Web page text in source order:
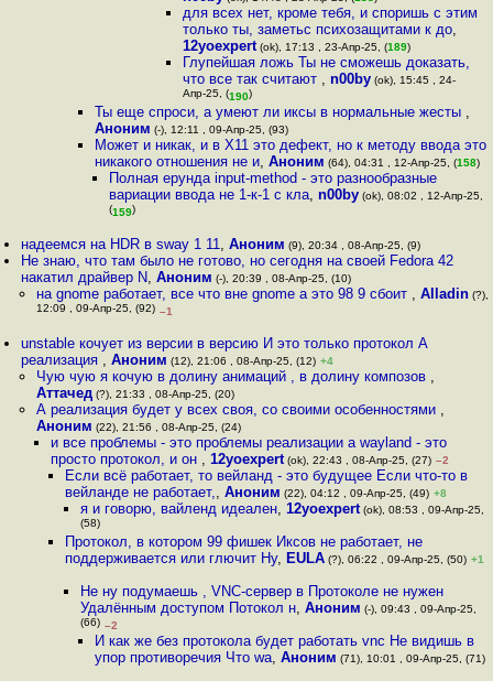
для всех нет, кроме тебя, и споришь с этим
только ты, заметьс психозащитами к до,
12yoexpert(ok), 17:13 , 23-Апр-25, (189)
Глупейшая ложь Ты не сможешь доказать,
что все так считают , n00by(ok), 15:45 , 24-
Апр-25, (190)
Ты еще спроси, а умеют ли иксы в нормальные жесты ,
Аноним (-), 12:11 , 09-Апр-25, (93)
Может и никак, и в Х11 это дефект, но к методу ввода это
никакого отношения не и, Аноним (64), 04:31 , 12-Апр-25, (158)
Полная ерунда input-method - это разнообразные
вариации ввода не 1-к-1 с кла,n00by (ok), 08:02 , 12-Апр-25,
(159)
надеемся на HDR в sway 1 11,Аноним (9), 20:34 , 08-Апр-25, (9)
Не знаю, что там было не готово, но сегодня на своей Fedora 42
накатил драйвер N,Аноним (-), 20:39 , 08-Апр-25, (10)
на gnome работает, все что вне gnome а это 98 9 сбоит , Alladin(?),
12:09 , 09-Апр-25, (92) –1
unstable кочует из версии в версию И это только протокол А
реализация ,Аноним (12), 21:06 , 08-Апр-25, (12) +4
Чую чую я кочую в долину анимаций , в долину композов ,
Аттачед(?), 21:33 , 08-Апр-25, (20)
А реализация будет у всех своя, со своими особенностями ,
Аноним (22), 21:56 , 08-Апр-25, (24)
и все проблемы - это проблемы реализации а wayland - это
просто протокол, и он , 12yoexpert(ok), 22:43 , 08-Апр-25, (27) –2
Если всё работает, то вейланд - это будущее Если что-то в
вейланде не работает,,Аноним (22), 04:12 , 09-Апр-25, (49) +8
я и говорю, вайленд идеален, 12yoexpert(ok), 08:53 , 09-Апр-25,
(58)
Протокол, в котором 99 фишек Иксов не работает, не
поддерживается или глючит Ну, EULA (?), 06:22 , 09-Апр-25, (50) +1
Не ну подумаешь , VNC-сервер в Протоколе не нужен
Удалённым доступом Потокол н, Аноним (-), 09:43 , 09-Апр-25,
(66) –2
И как же без протокола будет работать vnc Не видишь в
упор противоречия Что wa, Аноним (71), 10:01 , 09-Апр-25, (71)